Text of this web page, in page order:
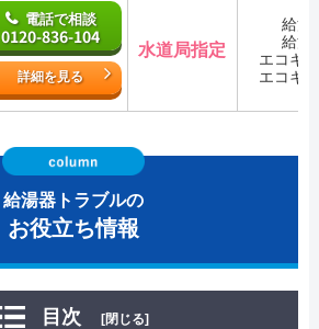
電話で相談
0120-836-104
詳細を見る
水道局指定
給湯
給湯
エコキ
エコキ
給湯器トラブルの
お役立ち情報
目次 [閉じる]